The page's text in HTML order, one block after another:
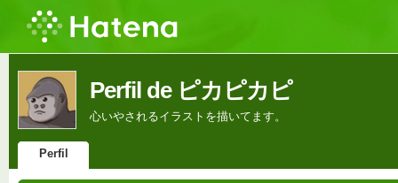
Perfil de ピカピカピ
心いやされるイラストを描いてます。
Perfil